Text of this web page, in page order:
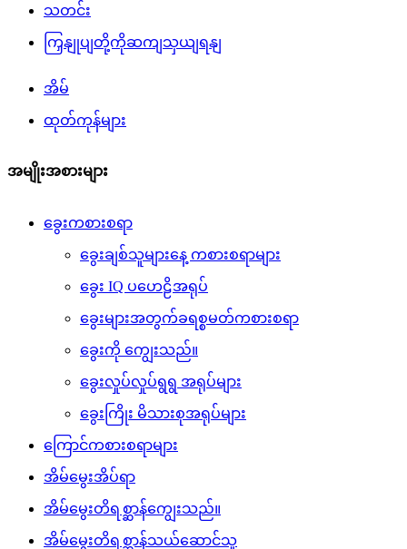
သတင်း
ကြှနျုပျတို့ကိုဆကျသှယျရနျ
အိမ်
ထုတ်ကုန်များ
အမျိုးအစားများ
ခွေးကစားစရာ
ခွေးချစ်သူများနေ့ ကစားစရာများ
ခွေး IQ ပဟေဠိအရုပ်
ခွေးများအတွက်ခရစ္စမတ်ကစားစရာ
ခွေးကို ကျွေးသည်။
ခွေးလှုပ်လှုပ်ရွရွ အရုပ်များ
ခွေးကြိုး မိသားစုအရုပ်များ
ကြောင်ကစားစရာများ
အိမ်မွေးအိပ်ရာ
အိမ်မွေးတိရစ္ဆာန်ကျွေးသည်။
အိမ်မွေးတိရစ္ဆာန်သယ်ဆောင်သူ